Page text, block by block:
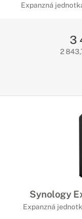
Expanzná
3
2
Synology
Expanzná